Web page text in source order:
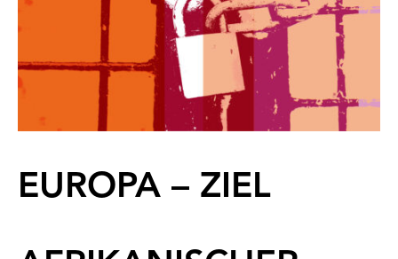
EUROPA – ZIEL